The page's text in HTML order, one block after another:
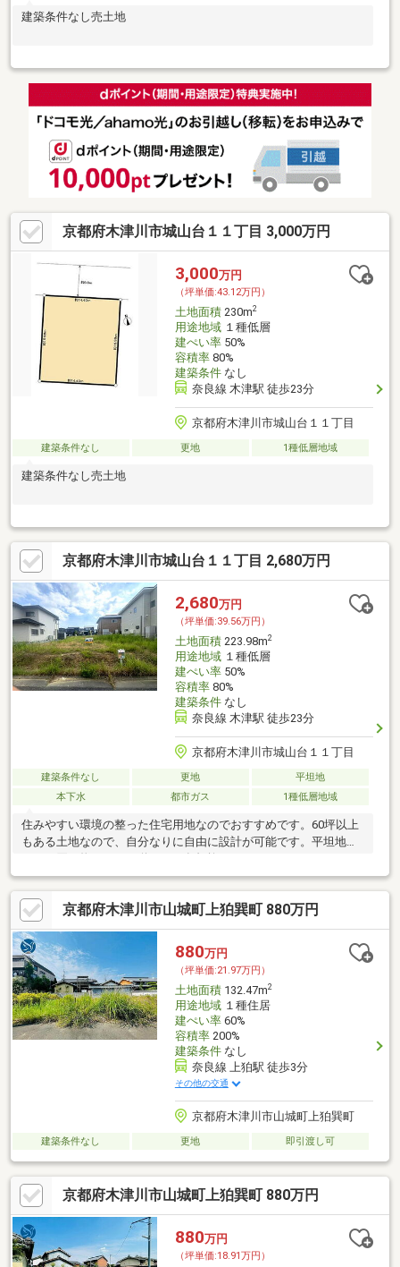
建築条件なし売土地
京都府木津川市城山台１１丁目 3,000万円
3,000万円
（坪単価:43.12万円）
土地面積230m2
用途地域１種低層
建ぺい率50%
容積率80%
建築条件なし
奈良線 木津駅 徒歩23分
京都府木津川市城山台１１丁目
建築条件なし 更地 1種低層地域
建築条件なし売土地
京都府木津川市城山台１１丁目 2,680万円
2,680万円
（坪単価:39.56万円）
土地面積223.98m2
用途地域１種低層
建ぺい率50%
容積率80%
建築条件なし
奈良線 木津駅 徒歩23分
京都府木津川市城山台１１丁目
建築条件なし 更地
平坦地
本下水
都市ガス 1種低層地域
住みやすい環境の整った住宅用地なのでおすすめです。60坪以上
もある土地なので、自分なりに自由に設計が可能です。平坦地な
動産のプロフェッショナル
京都府木津川市山城町上狛巽町 880万円
880万円
（坪単価:21.97万円）
土地面積132.47m2
用途地域１種住居
建ぺい率60%
容積率200%
建築条件なし
奈良線 上狛駅 徒歩3分
その他の交通
京都府木津川市山城町上狛巽町
建築条件なし 更地 即引渡し可
京都府木津川市山城町上狛巽町 880万円
880万円
（坪単価:18.91万円）